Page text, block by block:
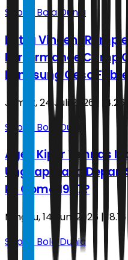
Sepak Bola Dunia
Putra Vincent
Performance Camp
Langsung Cesc
Jumat, 24 Juli 2026 | 14.26
Sepak Bola Dunia
Agen Kiper Timnas
Ungkap Masa Depan
ke Como 1907?
Minggu, 14 Juni 2026 |
Sepak Bola Dunia